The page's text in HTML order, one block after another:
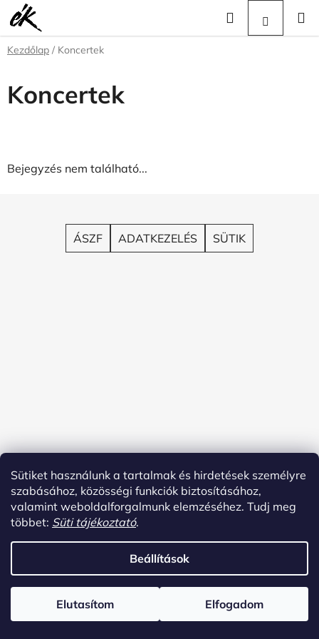
Sütiket használunk a tartalmak és hirdetések személyre
szabásához, közösségi funkciók biztosításához,
valamint weboldalforgalmunk elemzéséhez. Tudj meg
többet: Süti tájékoztató.
Beállítások
Elutasítom Elfogadom
Ugrás
fő
tartalomhoz
KeresésKOSÁR
Kezdőlap / Koncertek
Koncertek
Bejegyzés nem található...
ÁSZF ADATKEZELÉS SÜTIK
YouTube
Spotify Instagram
Facebook
Linktree
Shoptet készítette
Copyright 2026ék official. Minden jog fenntartva.Süti
beállítások szerkesztése